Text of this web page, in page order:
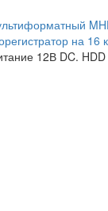
на 16
12В DC.